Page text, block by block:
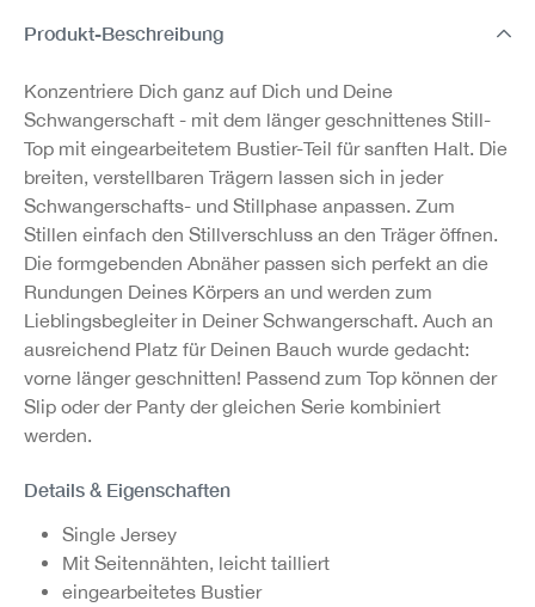
Produkt-Beschreibung
Konzentriere Dich ganz auf Dich und Deine
Schwangerschaft - mit dem länger geschnittenes Still-
Top mit eingearbeitetem Bustier-Teil für sanften Halt. Die
breiten, verstellbaren Trägern lassen sich in jeder
Schwangerschafts- und Stillphase anpassen. Zum
Stillen einfach den Stillverschluss an den Träger öffnen.
Die formgebenden Abnäher passen sich perfekt an die
Rundungen Deines Körpers an und werden zum
Lieblingsbegleiter in Deiner Schwangerschaft. Auch an
ausreichend Platz für Deinen Bauch wurde gedacht:
vorne länger geschnitten! Passend zum Top können der
Slip oder der Panty der gleichen Serie kombiniert
werden.
Details & Eigenschaften
Single Jersey
Mit Seitennähten, leicht tailliert
eingearbeitetes Bustier